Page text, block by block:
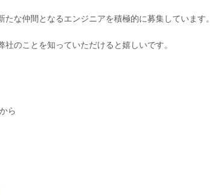
な仲間となるエンジニアを積極的に募集しています。
のことを知っていただけると嬉しいです。
ら